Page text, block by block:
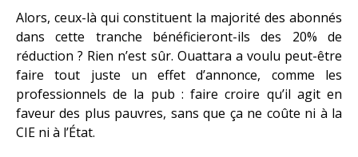
Alors, ceux-là qui constituent la majorité des abonnés
dans cette tranche bénéficieront-ils des 20% de
réduction ? Rien n’est sûr. Ouattara a voulu peut-être
faire tout juste un effet d’annonce, comme les
professionnels de la pub : faire croire qu’il agit en
faveur des plus pauvres, sans que ça ne coûte ni à la
CIE ni à l’État.